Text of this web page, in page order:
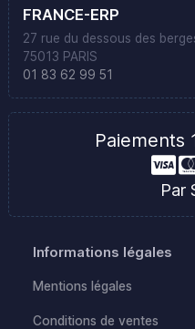
FRANCE-ERP
27 rue du dessous des
75013 PARIS
01 83 62 99 51
Paiements
Par
Informations légales
Mentions légales
Conditions de ventes